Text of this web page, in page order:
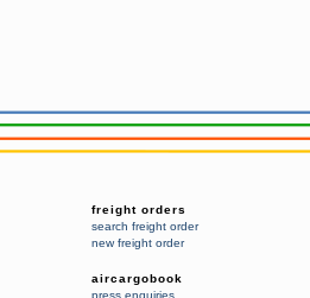
freight orders
search freight order
new freight order
aircargobook
press enquiries